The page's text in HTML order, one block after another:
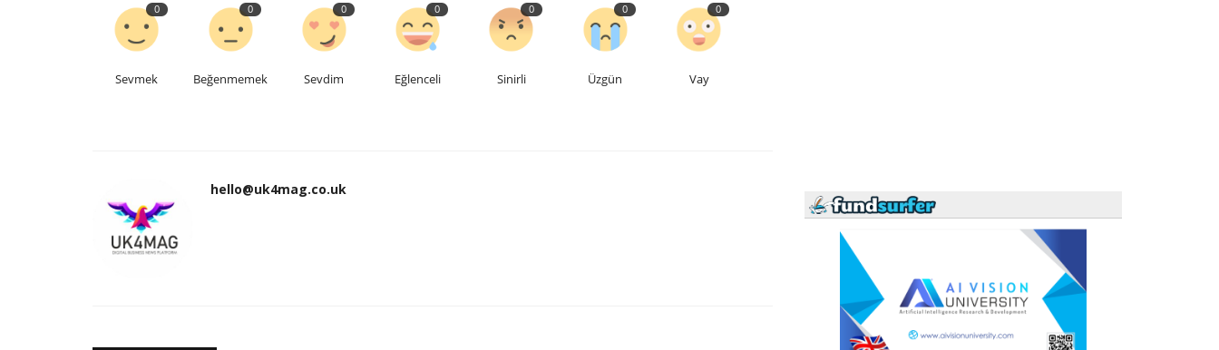
0
Sevmek
0
Beğenmemek
0
Sevdim
0
Eğlenceli
0
Sinirli
0
Üzgün
0
Vay
hello@uk4mag.co.uk